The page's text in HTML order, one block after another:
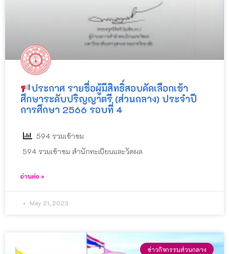
ประกาศ รายชื่อผู้มีสิทธิ์สอบคัดเลือกเข้า
ศึกษาระดับปริญญาตรี (ส่วนกลาง) ประจำปี
การศึกษา 2566 รอบที่ 4
594 รวมเข้าชม
594 รวมเข้าชม สำนักทะเบียนและวัดผล
อ่านต่อ »
May 21, 2023
ข่าวกิจกรรมส่วนกลาง